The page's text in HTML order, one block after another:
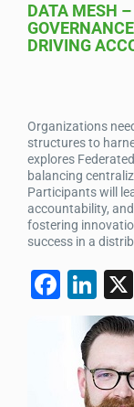
DATA MESH –
DRIVING
Organizations
structures to
explores
balancing
Participants will
accountability,
fostering
success in a
F
a
Li
n
k
e